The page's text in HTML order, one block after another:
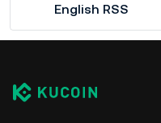
English RSS